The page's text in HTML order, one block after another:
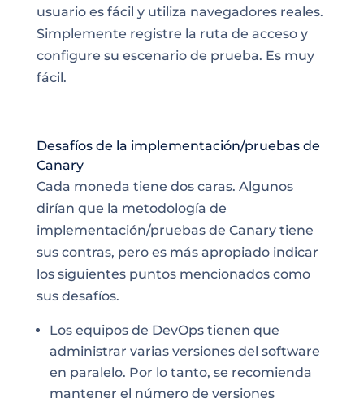
usuario es fácil y utiliza navegadores reales.
Simplemente registre la ruta de acceso y
configure su escenario de prueba. Es muy
fácil.
Desafíos de la implementación/pruebas de
Canary
Cada moneda tiene dos caras. Algunos
dirían que la metodología de
implementación/pruebas de Canary tiene
sus contras, pero es más apropiado indicar
los siguientes puntos mencionados como
sus desafíos.
Los equipos de DevOps tienen que
administrar varias versiones del software
en paralelo. Por lo tanto, se recomienda
mantener el número de versiones